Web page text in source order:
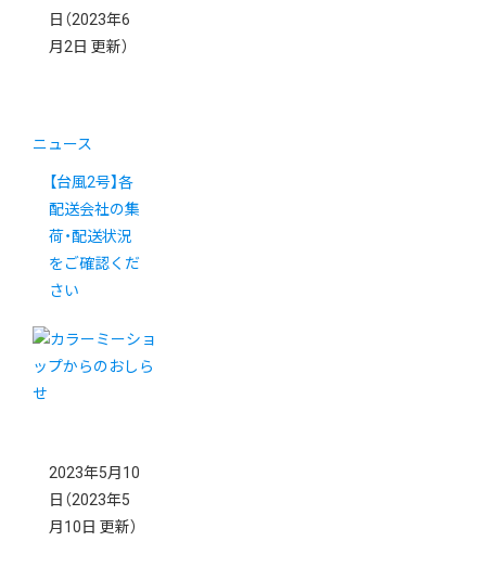
日 （2023年6
月2日 更新）
ニュース
【台風2号】各
配送会社の集
荷・配送状況
をご確認くだ
さい
2023年5月10
日 （2023年5
月10日 更新）